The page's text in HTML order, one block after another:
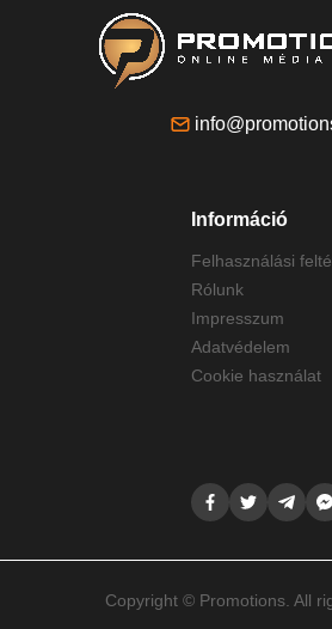
Információ
Felhasználási
Rólunk
Impresszum
Adatvédelem
Cookie használat
Copyright © Promotions. All